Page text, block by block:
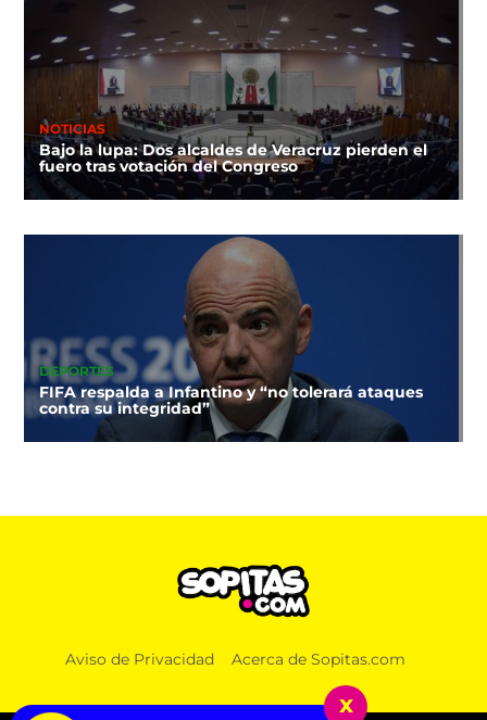
NOTICIAS
Bajo la lupa: Dos alcaldes de Veracruz pierden el
fuero tras votación del Congreso
DEPORTES
FIFA respalda a Infantino y “no tolerará ataques
contra su integridad”
Aviso de Privacidad Acerca de Sopitas.com
x